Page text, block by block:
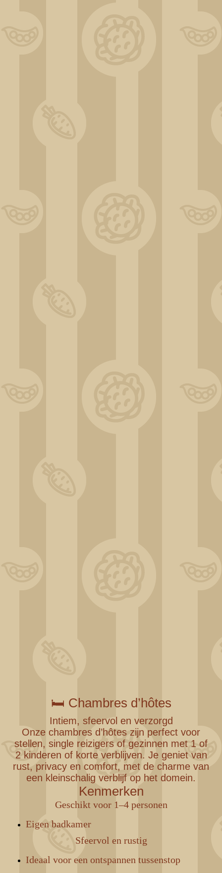
🛏️ Chambres d’hôtes
Intiem, sfeervol en verzorgd
Onze chambres d’hôtes zijn perfect voor
stellen, single reizigers of gezinnen met 1 of
2 kinderen of korte verblijven. Je geniet van
rust, privacy en comfort, met de charme van
een kleinschalig verblijf op het domein.
Kenmerken
Geschikt voor 1–4 personen
Eigen badkamer
Sfeervol en rustig
Ideaal voor een ontspannen tussenstop